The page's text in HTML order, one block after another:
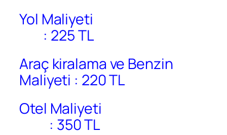
Yol Maliyeti
: 225 TL
Araç kiralama ve Benzin
Maliyeti : 220 TL
Otel Maliyeti
: 350 TL